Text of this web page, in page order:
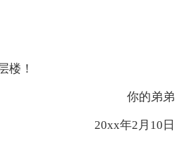
楼！
你的弟弟
20xx年2月10日